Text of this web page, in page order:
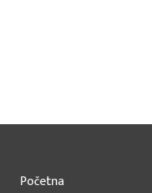
Početna